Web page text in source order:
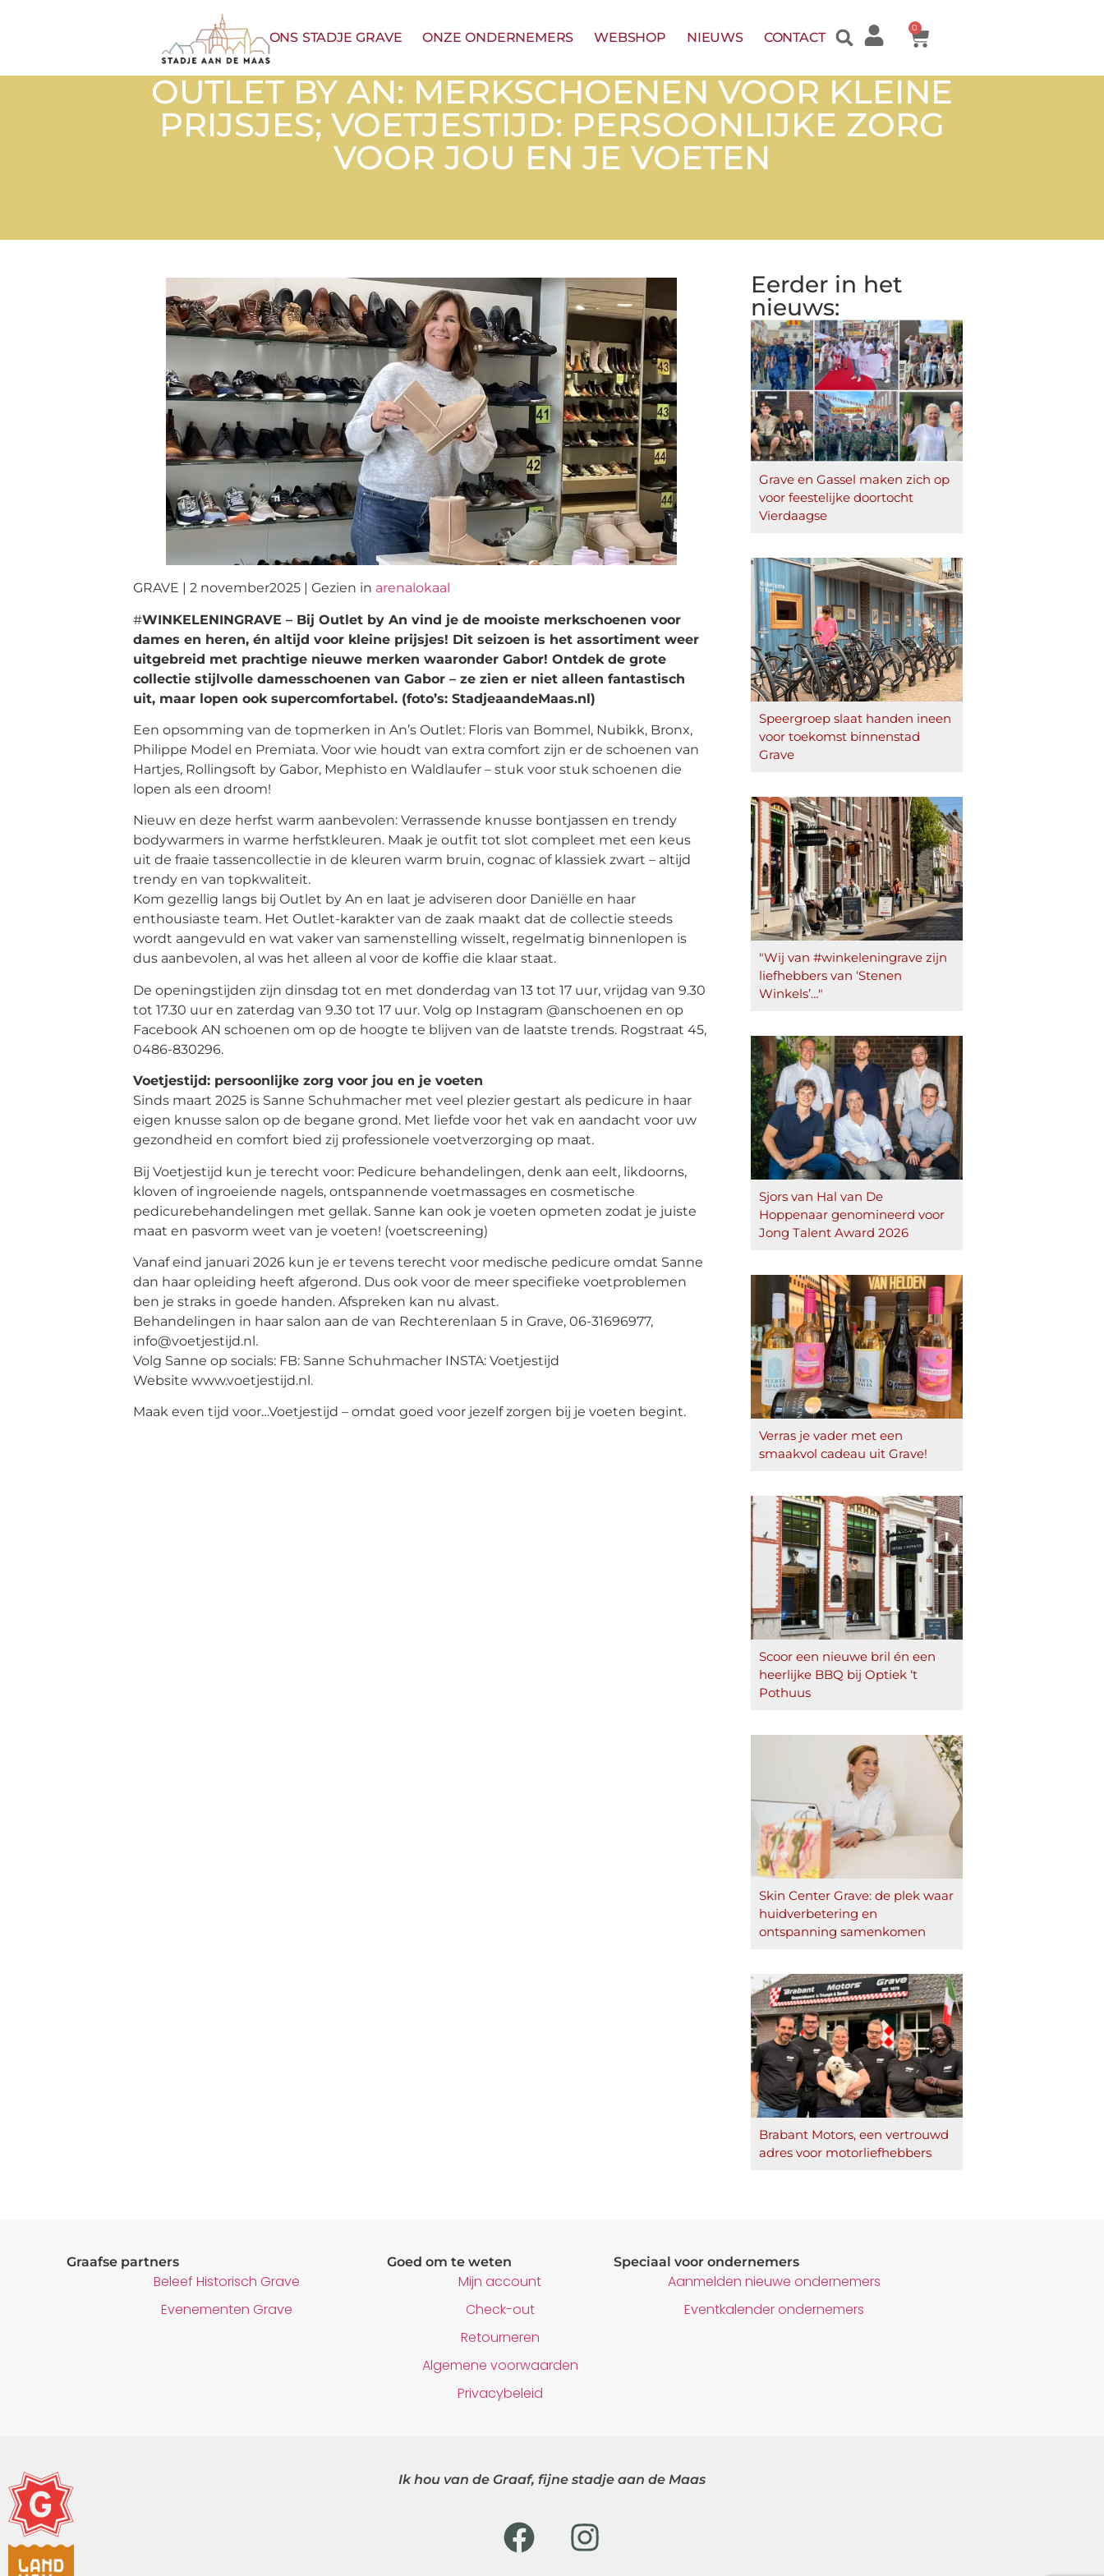
ONS STADJE GRAVE ONZE ONDERNEMERS WEBSHOP NIEUWS CONTACT
0
OUTLET BY AN: MERKSCHOENEN VOOR KLEINE
PRIJSJES; VOETJESTIJD: PERSOONLIJKE ZORG
VOOR JOU EN JE VOETEN
GRAVE | 2 november2025 | Gezien in arenalokaal
#WINKELENINGRAVE – Bij Outlet by An vind je de mooiste merkschoenen voor
dames en heren, én altijd voor kleine prijsjes! Dit seizoen is het assortiment weer
uitgebreid met prachtige nieuwe merken waaronder Gabor! Ontdek de grote
collectie stijlvolle damesschoenen van Gabor – ze zien er niet alleen fantastisch
uit, maar lopen ook supercomfortabel. (foto’s: StadjeaandeMaas.nl)
Een opsomming van de topmerken in An’s Outlet: Floris van Bommel, Nubikk, Bronx,
Philippe Model en Premiata. Voor wie houdt van extra comfort zijn er de schoenen van
Hartjes, Rollingsoft by Gabor, Mephisto en Waldlaufer – stuk voor stuk schoenen die
lopen als een droom!
Nieuw en deze herfst warm aanbevolen: Verrassende knusse bontjassen en trendy
bodywarmers in warme herfstkleuren. Maak je outfit tot slot compleet met een keus
uit de fraaie tassencollectie in de kleuren warm bruin, cognac of klassiek zwart – altijd
trendy en van topkwaliteit.
Kom gezellig langs bij Outlet by An en laat je adviseren door Daniëlle en haar
enthousiaste team. Het Outlet-karakter van de zaak maakt dat de collectie steeds
wordt aangevuld en wat vaker van samenstelling wisselt, regelmatig binnenlopen is
dus aanbevolen, al was het alleen al voor de koffie die klaar staat.
De openingstijden zijn dinsdag tot en met donderdag van 13 tot 17 uur, vrijdag van 9.30
tot 17.30 uur en zaterdag van 9.30 tot 17 uur. Volg op Instagram @anschoenen en op
Facebook AN schoenen om op de hoogte te blijven van de laatste trends. Rogstraat 45,
0486-830296.
Voetjestijd: persoonlijke zorg voor jou en je voeten
Sinds maart 2025 is Sanne Schuhmacher met veel plezier gestart als pedicure in haar
eigen knusse salon op de begane grond. Met liefde voor het vak en aandacht voor uw
gezondheid en comfort bied zij professionele voetverzorging op maat.
Bij Voetjestijd kun je terecht voor: Pedicure behandelingen, denk aan eelt, likdoorns,
kloven of ingroeiende nagels, ontspannende voetmassages en cosmetische
pedicurebehandelingen met gellak. Sanne kan ook je voeten opmeten zodat je juiste
maat en pasvorm weet van je voeten! (voetscreening)
Vanaf eind januari 2026 kun je er tevens terecht voor medische pedicure omdat Sanne
dan haar opleiding heeft afgerond. Dus ook voor de meer specifieke voetproblemen
ben je straks in goede handen. Afspreken kan nu alvast.
Behandelingen in haar salon aan de van Rechterenlaan 5 in Grave, 06-31696977,
info@voetjestijd.nl.
Volg Sanne op socials: FB: Sanne Schuhmacher INSTA: Voetjestijd
Website www.voetjestijd.nl.
Maak even tijd voor…Voetjestijd – omdat goed voor jezelf zorgen bij je voeten begint.
Eerder in het
nieuws:
Grave en Gassel maken zich op
voor feestelijke doortocht
Vierdaagse
Speergroep slaat handen ineen
voor toekomst binnenstad
Grave
"Wij van #winkeleningrave zijn
liefhebbers van ‘Stenen
Winkels’…"
Sjors van Hal van De
Hoppenaar genomineerd voor
Jong Talent Award 2026
Verras je vader met een
smaakvol cadeau uit Grave!
Scoor een nieuwe bril én een
heerlijke BBQ bij Optiek ‘t
Pothuus
Skin Center Grave: de plek waar
huidverbetering en
ontspanning samenkomen
Brabant Motors, een vertrouwd
adres voor motorliefhebbers
Graafse partners
Beleef Historisch Grave
Evenementen Grave
Goed om te weten
Mijn account
Check-out
Retourneren
Algemene voorwaarden
Privacybeleid
Speciaal voor ondernemers
Aanmelden nieuwe ondernemers
Eventkalender ondernemers
Ik hou van de Graaf, fijne stadje aan de Maas